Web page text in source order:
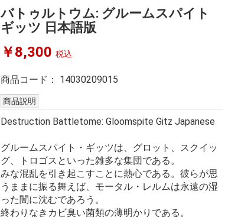
バトゥルトウム: グルームスパイト
ギッツ 日本語版
￥8,300 税込
商品コード： 14030209015
商品説明
Destruction Battletome: Gloomspite Gitz Japanese
グルームスパイト・ギッツは、グロット、スクイッ
グ、トロゴスといった雑多な集団である。
みな混乱を引き起こすことに熱心である。彼らが思
うままに振る舞えば、モータル・レルムは永遠の湿
った闇に沈むであろう。
終わりなきカビ臭い菌類の薄明かりである。